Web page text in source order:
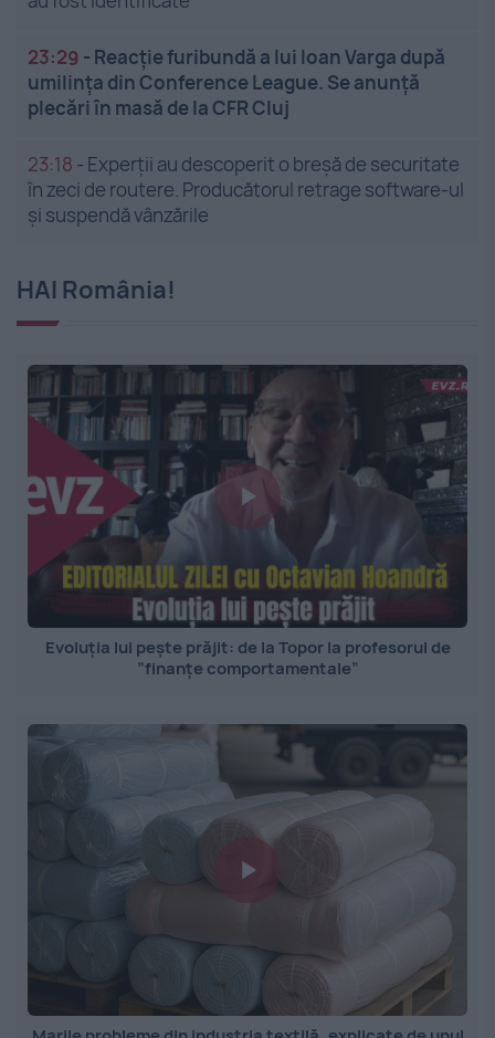
23:29 - Reacție furibundă a lui Ioan Varga după
umilința din Conference League. Se anunță
plecări în masă de la CFR Cluj
23:18 - Experții au descoperit o breșă de securitate
în zeci de routere. Producătorul retrage software-ul
și suspendă vânzările
HAI România!
Evoluția lui pește prăjit: de la Topor la profesorul de
”finanțe comportamentale”